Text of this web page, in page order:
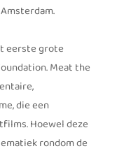
eerste grote
Meat the
die een
Hoewel deze
rondom de